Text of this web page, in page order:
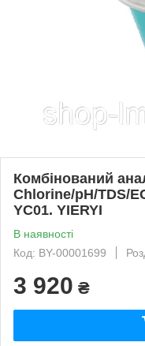
Комбінований
Chlorine/pH/TDS/
YC01. YIERYI
В наявності
Код: BY-00001699
3 920 ₴